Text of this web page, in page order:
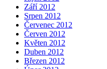
Září 2012
Srpen 2012
Červenec 2012
Červen 2012
Květen 2012
Duben 2012
Březen 2012